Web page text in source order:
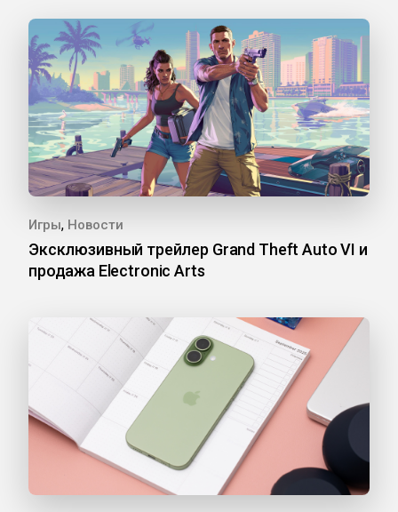
Игры, Новости
Эксклюзивный трейлер Grand Theft Auto VI и
продажа Electronic Arts